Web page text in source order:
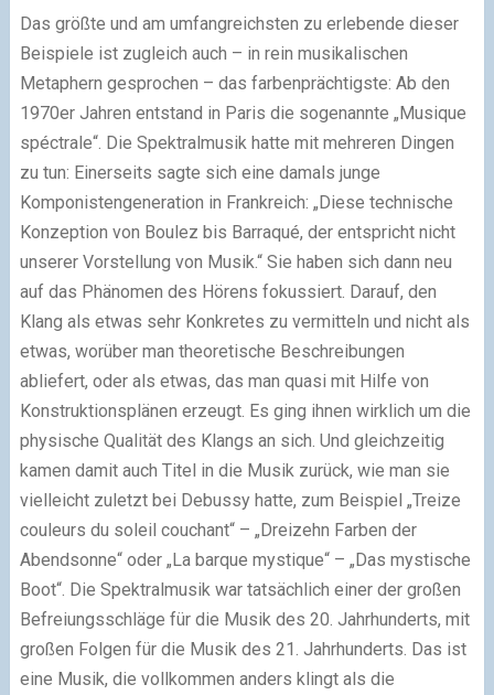
Das größte und am umfangreichsten zu erlebende dieser
Beispiele ist zugleich auch – in rein musikalischen
Metaphern gesprochen – das farbenprächtigste: Ab den
1970er Jahren entstand in Paris die sogenannte „Musique
spéctrale“. Die Spektralmusik hatte mit mehreren Dingen
zu tun: Einerseits sagte sich eine damals junge
Komponistengeneration in Frankreich: „Diese technische
Konzeption von Boulez bis Barraqué, der entspricht nicht
unserer Vorstellung von Musik.“ Sie haben sich dann neu
auf das Phänomen des Hörens fokussiert. Darauf, den
Klang als etwas sehr Konkretes zu vermitteln und nicht als
etwas, worüber man theoretische Beschreibungen
abliefert, oder als etwas, das man quasi mit Hilfe von
Konstruktionsplänen erzeugt. Es ging ihnen wirklich um die
physische Qualität des Klangs an sich. Und gleichzeitig
kamen damit auch Titel in die Musik zurück, wie man sie
vielleicht zuletzt bei Debussy hatte, zum Beispiel „Treize
couleurs du soleil couchant“ – „Dreizehn Farben der
Abendsonne“ oder „La barque mystique“ – „Das mystische
Boot“. Die Spektralmusik war tatsächlich einer der großen
Befreiungsschläge für die Musik des 20. Jahrhunderts, mit
großen Folgen für die Musik des 21. Jahrhunderts. Das ist
eine Musik, die vollkommen anders klingt als die